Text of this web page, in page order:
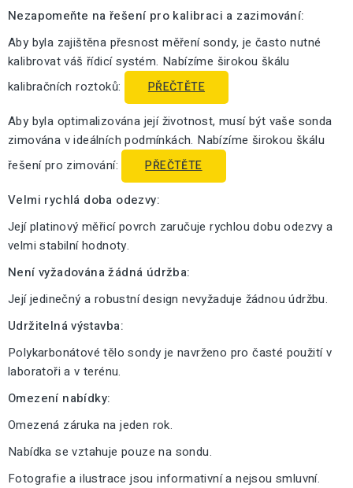
Nezapomeňte na řešení pro kalibraci a zazimování:
Aby byla zajištěna přesnost měření sondy, je často nutné
kalibrovat váš řídicí systém. Nabízíme širokou škálu
kalibračních roztoků:
PŘEČTĚTE
Aby byla optimalizována její životnost, musí být vaše sonda
zimována v ideálních podmínkách. Nabízíme širokou škálu
řešení pro zimování:
PŘEČTĚTE
Velmi rychlá doba odezvy:
Její platinový měřicí povrch zaručuje rychlou dobu odezvy a
velmi stabilní hodnoty.
Není vyžadována žádná údržba:
Její jedinečný a robustní design nevyžaduje žádnou údržbu.
Udržitelná výstavba:
Polykarbonátové tělo sondy je navrženo pro časté použití v
laboratoři a v terénu.
Omezení nabídky:
Omezená záruka na jeden rok.
Nabídka se vztahuje pouze na sondu.
Fotografie a ilustrace jsou informativní a nejsou smluvní.